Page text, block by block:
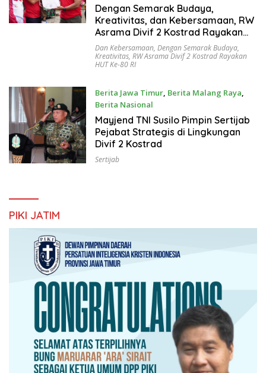
August 23, 2025
Dengan Semarak Budaya,
Kreativitas, dan Kebersamaan, RW
Asrama Divif 2 Kostrad Rayakan
HUT ke-80 RI
Dan Kebersamaan, Dengan Semarak Budaya,
Kreativitas, RW Asrama Divif 2 Kostrad Rayakan
HUT Ke-80 RI
Berita Jawa Timur, Berita Malang Raya,
Berita Nasional
April 19, 2025
Mayjend TNI Susilo Pimpin Sertijab
Pejabat Strategis di Lingkungan
Divif 2 Kostrad
Sertijab
PIKI JATIM